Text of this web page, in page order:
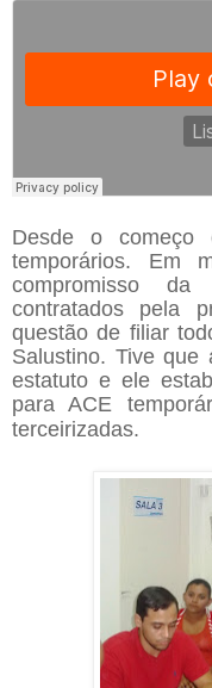
Desde o começo
temporários. Em
compromisso
contratados pela
questão de filiar
Salustino. Tive
estatuto e ele
para ACE
terceirizadas.